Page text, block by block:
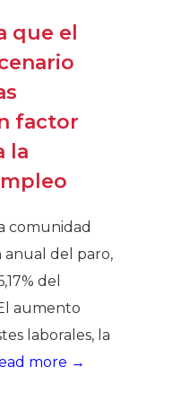
que el
factor
la
comunidad
del paro,
del
aumento
laborales, la
more →